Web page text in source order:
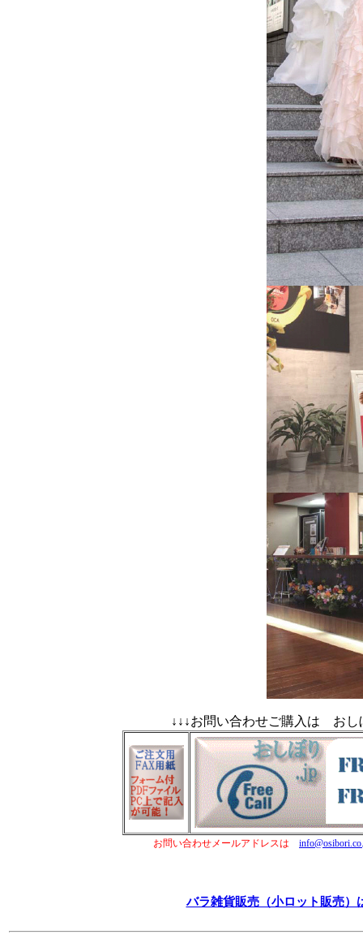
↓↓↓お問い合わせご購入は お
お問い合わせメールアドレスは
バラ雑貨販売（小ロット販売）